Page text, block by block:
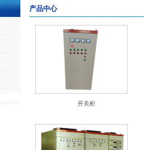
产品中心
开关柜